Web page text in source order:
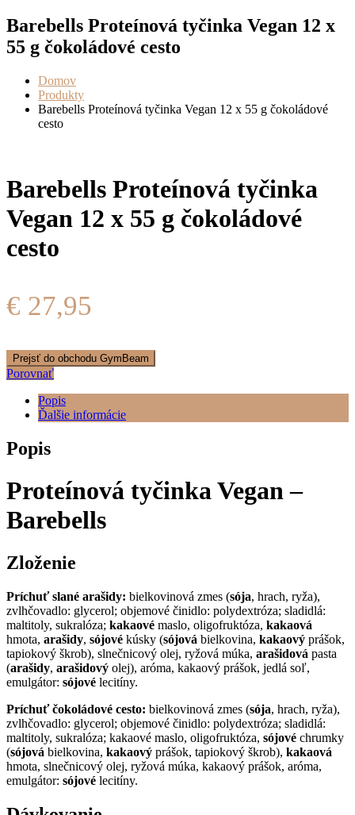
Barebells Proteínová tyčinka Vegan 12 x
55 g čokoládové cesto
Domov
Produkty
Barebells Proteínová tyčinka Vegan 12 x 55 g čokoládové
cesto
Barebells Proteínová tyčinka
Vegan 12 x 55 g čokoládové
cesto
€ 27,95
Prejsť do obchodu GymBeam
Porovnať
Popis
Ďalšie informácie
Popis
Proteínová tyčinka Vegan –
Barebells
Zloženie
Príchuťslané arašidy: bielkovinová zmes (sója, hrach, ryža),
zvlhčovadlo: glycerol; objemové činidlo: polydextróza; sladidlá:
maltitoly, sukralóza; kakaové maslo, oligofruktóza, kakaová
hmota, arašidy, sójové kúsky (sójová bielkovina, kakaový prášok,
tapiokový škrob), slnečnicový olej, ryžová múka, arašidová pasta
(arašidy, arašidový olej), aróma, kakaový prášok, jedlá soľ,
emulgátor: sójové lecitíny.
Príchuť čokoládové cesto: bielkovinová zmes (sója, hrach, ryža),
zvlhčovadlo: glycerol; objemové činidlo: polydextróza; sladidlá:
maltitoly, sukralóza; kakaové maslo, oligofruktóza, sójové chrumky
(sójová bielkovina, kakaový prášok, tapiokový škrob), kakaová
hmota, slnečnicový olej, ryžová múka, kakaový prášok, aróma,
emulgátor: sójové lecitíny.